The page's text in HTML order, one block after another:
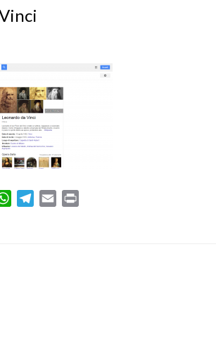
WhatsAppTelegram
Email